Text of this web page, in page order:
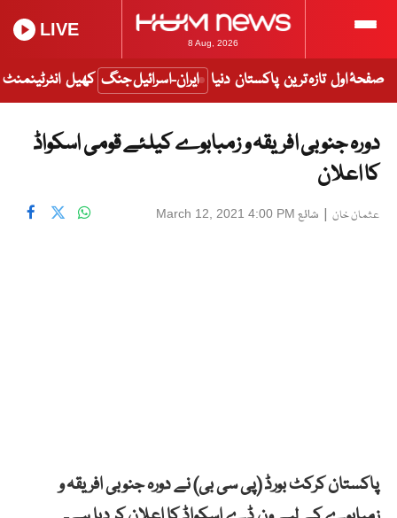
8 Aug, 2026
LIVE
صفحۂ اول تازہ ترین پاکستان دنیا ایران-اسرائیل جنگ کھیل انٹرٹینمنٹ
دورہ جنوبی افریقہ و زمبابوے کیلئے قومی اسکواڈ
کا اعلان
عثمان خان | شائع March 12, 2021 4:00 PM
پاکستان کرکٹ بورڈ (پی سی بی) نے دورہ جنوبی افریقہ و